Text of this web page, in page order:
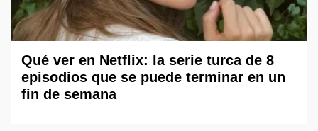
Qué ver en Netflix: la serie turca de 8
episodios que se puede terminar en un
fin de semana